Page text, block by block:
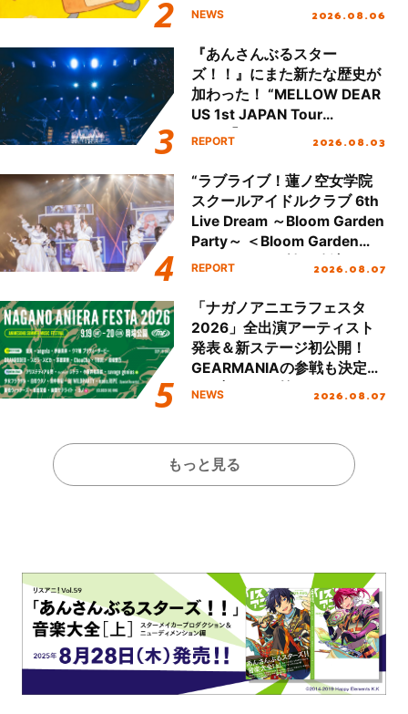
NEWS 2026.08.06
『あんさんぶるスター
ズ！！』にまた新たな歴史が
加わった！ “MELLOW DEAR
US 1st JAPAN Tour
Final「NICE to meet YOU
ート!!
REPORT 2026.08.03
“ラブライブ！蓮ノ空女学院
スクールアイドルクラブ 6th
Live Dream ～Bloom Garden
Party～ ＜Bloom Garden
Party Stage／埼玉公演＞”
REPORT 2026.08.07
「ナガノアニエラフェスタ
2026」全出演アーティスト
発表＆新ステージ初公開！
GEARMANIAの参戦も決定
し、初となる第3ステージの
NEWS 2026.08.07
もっと見る